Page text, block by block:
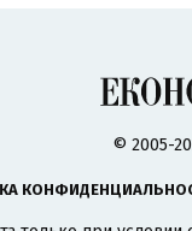
© 2005-